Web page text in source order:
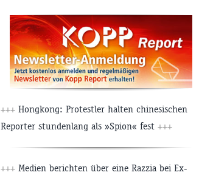
+++ Hongkong: Protestler halten chinesischen
Reporter stundenlang als »Spion« fest +++
+++ Medien berichten über eine Razzia bei Ex-